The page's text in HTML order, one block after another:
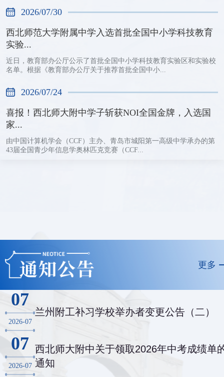
2026/07/30
西北师范大学附属中学入选首批全国中小学科技教育
实验...
近日，教育部办公厅公示了首批全国中小学科技教育实验区和实验校
名单。根据《教育部办公厅关于推荐首批全国中小...
2026/07/24
喜报！西北师大附中学子斩获NOI全国金牌，入选国
家...
由中国计算机学会（CCF）主办、青岛市城阳第一高级中学承办的第
43届全国青少年信息学奥林匹克竞赛（CCF...
更多
07
2026-07
兰州附工补习学校举办者变更公告（二）
07
2026-07
西北师大附中关于领取2026年中考成绩单
通知